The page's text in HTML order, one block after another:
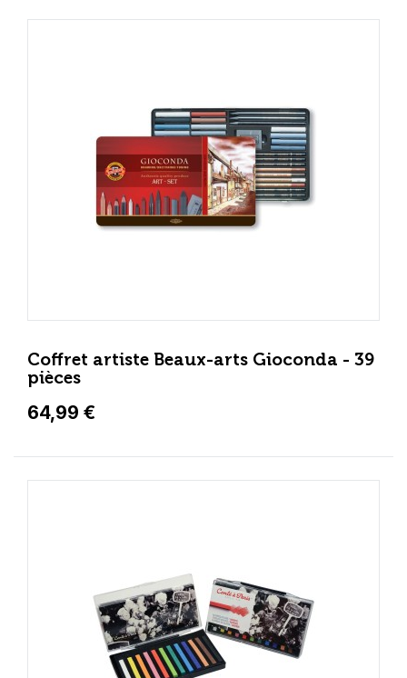
Coffret artiste Beaux-arts Gioconda - 39
pièces
64,99 €